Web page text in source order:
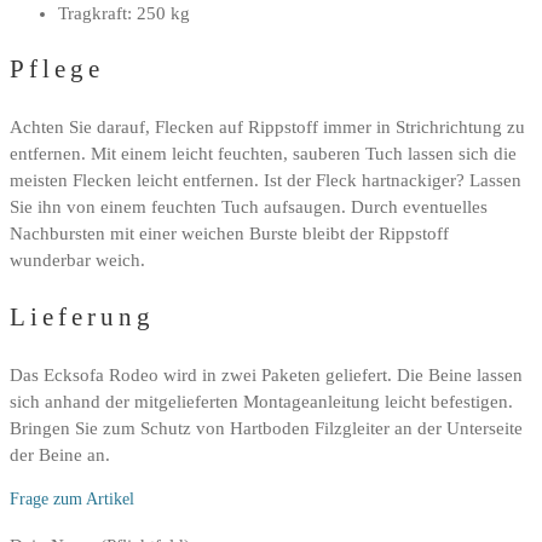
Tragkraft: 250 kg
Pflege
Achten Sie darauf, Flecken auf Rippstoff immer in Strichrichtung zu
entfernen. Mit einem leicht feuchten, sauberen Tuch lassen sich die
meisten Flecken leicht entfernen. Ist der Fleck hartnackiger? Lassen
Sie ihn von einem feuchten Tuch aufsaugen. Durch eventuelles
Nachbursten mit einer weichen Burste bleibt der Rippstoff
wunderbar weich.
Lieferung
Das Ecksofa Rodeo wird in zwei Paketen geliefert. Die Beine lassen
sich anhand der mitgelieferten Montageanleitung leicht befestigen.
Bringen Sie zum Schutz von Hartboden Filzgleiter an der Unterseite
der Beine an.
Frage zum Artikel